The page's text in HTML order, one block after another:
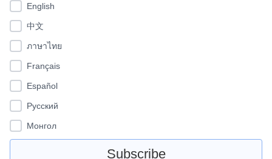
English
中文
ภาษาไทย
Français
Español
Pусский
Монгол